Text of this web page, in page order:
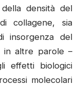
densità del
collagene, sia
insorgenza del
in altre parole –
effetti biologici
molecolari